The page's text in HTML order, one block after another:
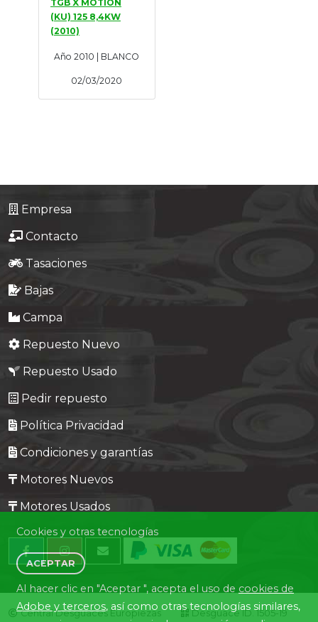
TGB X MOTION
(KU) 125 8,4KW
(2010)
Año 2010 | BLANCO
02/03/2020
Empresa
Contacto
Tasaciones
Bajas
Campa
Repuesto Nuevo
Repuesto Usado
Pedir repuesto
Política Privacidad
Condiciones y garantías
Motores Nuevos
Motores Usados
Central Desguaces Europiezas Desguace ID. 1505-19
Cookies y otras tecnologías
ACEPTAR
Al hacer clic en "Aceptar ", acepta el uso de cookies de
Adobe y terceros, así como otras tecnologías similares,